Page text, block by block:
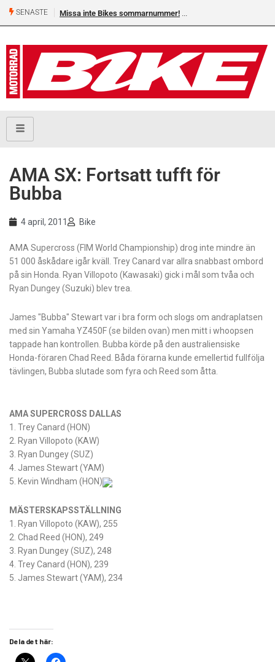
SENASTE Missa inte Bikes sommarnummer!
AMA SX: Fortsatt tufft för
Bubba
4 april, 2011 Bike
AMA Supercross (FIM World Championship) drog inte mindre än
51 000 åskådare igår kväll. Trey Canard var allra snabbast ombord
på sin Honda. Ryan Villopoto (Kawasaki) gick i mål som tvåa och
Ryan Dungey (Suzuki) blev trea.
James "Bubba" Stewart var i bra form och slogs om andraplatsen
med sin Yamaha YZ450F (se bilden ovan) men mitt i whoopsen
tappade han kontrollen. Bubba körde på den australiensiske
Honda-föraren Chad Reed. Båda förarna kunde emellertid fullfölja
tävlingen, Bubba slutade som fyra och Reed som åtta.
AMA SUPERCROSS DALLAS
1. Trey Canard (HON)
2. Ryan Villopoto (KAW)
3. Ryan Dungey (SUZ)
4. James Stewart (YAM)
5. Kevin Windham (HON)
MÄSTERSKAPSSTÄLLNING
1. Ryan Villopoto (KAW), 255
2. Chad Reed (HON), 249
3. Ryan Dungey (SUZ), 248
4. Trey Canard (HON), 239
5. James Stewart (YAM), 234
Dela det här: